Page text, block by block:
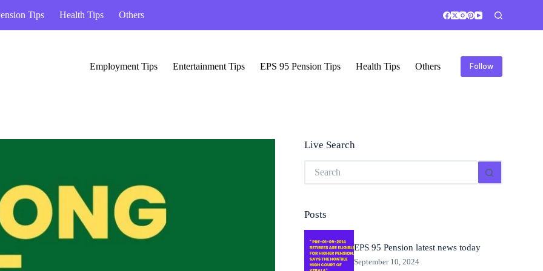
Tips Health Tips Others
Employment Tips Entertainment Tips EPS 95 Pension Tips Health Tips Others Follow
Live Search
No
results
Posts
EPS 95 Pension latest news today
September 10, 2024